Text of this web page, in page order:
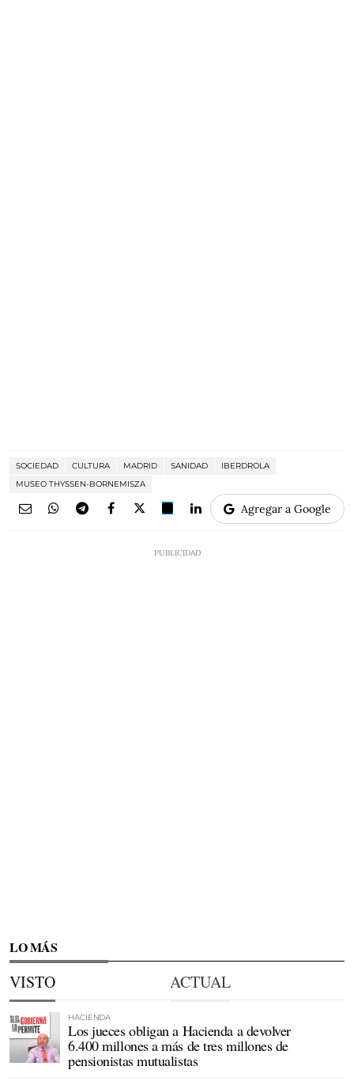
SOCIEDAD CULTURA MADRID SANIDAD
IBERDROLA
MUSEO THYSSEN-BORNEMISZA
Agregar a Google
LO MÁS
VISTO ACTUAL
HACIENDA
Los jueces obligan a Hacienda a devolver
6.400 millones a más de tres millones de
pensionistas mutualistas